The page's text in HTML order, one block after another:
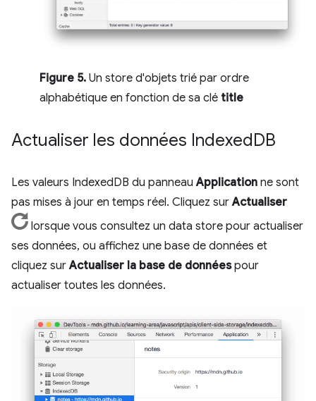
Figure 5. Un store d'objets trié par ordre
alphabétique en fonction de sa clé title
Actualiser les données IndexedDB
Les valeurs IndexedDB du panneauApplication ne sont
pas mises à jour en temps réel. Cliquez surActualiser
lorsque vous consultez un data store pour actualiser
ses données, ou affichez une base de données et
cliquez surActualiser la base de donnéespour
actualiser toutes les données.